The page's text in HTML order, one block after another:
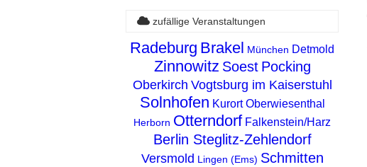
zufällige Veranstaltungen
Radeburg Brakel München Detmold
Zinnowitz Soest Pocking
Oberkirch Vogtsburg im Kaiserstuhl
Solnhofen Kurort Oberwiesenthal
Herborn Otterndorf Falkenstein/Harz
Berlin Steglitz-Zehlendorf
Versmold Lingen (Ems) Schmitten